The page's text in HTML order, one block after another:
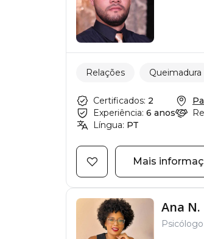
Relações Queimadura
Certificados: 2
Experiência: 6 anos
Língua: PT
Mais
Ana N.
Psicólogo